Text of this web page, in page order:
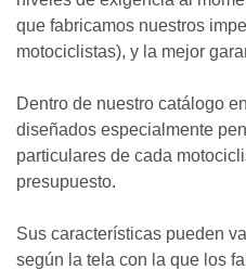
que fabricamos nuestros
motociclistas), y la mejor
Dentro de nuestro catálogo
diseñados especialmente
particulares de cada
presupuesto.
Sus características pueden
según la tela con la que los